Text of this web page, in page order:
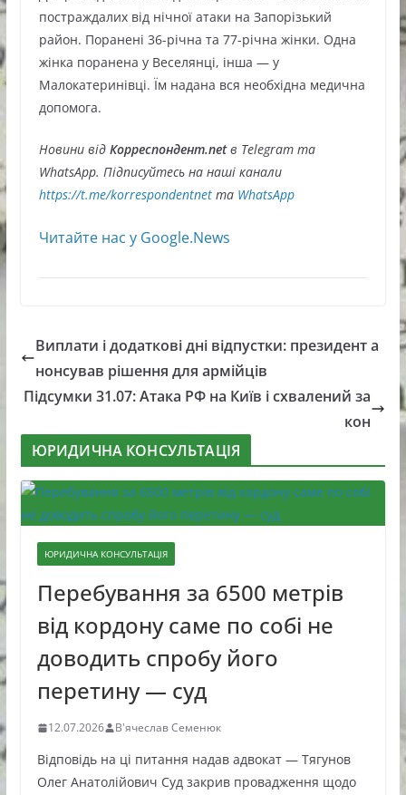
постраждалих від нічної атаки на Запорізький
район. Поранені 36-річна та 77-річна жінки. Одна
жінка поранена у Веселянці, інша — у
Малокатеринівці. Їм надана вся необхідна медична
допомога.
Новини відКорреспондент.netв Telegram та
WhatsApp. Підписуйтесь на наші канали
https://t.me/korrespondentnetта WhatsApp
Читайте нас у Google.News
Виплати і додаткові дні відпустки: президент а
нонсував рішення для армійців
Підсумки 31.07: Атака РФ на Київ і схвалений за
кон
ЮРИДИЧНА КОНСУЛЬТАЦІЯ
ЮРИДИЧНА КОНСУЛЬТАЦІЯ
Перебування за 6500 метрів
від кордону саме по собі не
доводить спробу його
перетину — суд
12.07.2026 В'ячеслав Семенюк
Відповідь на ці питання надав адвокат — Тягунов
Олег Анатолійович Суд закрив провадження щодо